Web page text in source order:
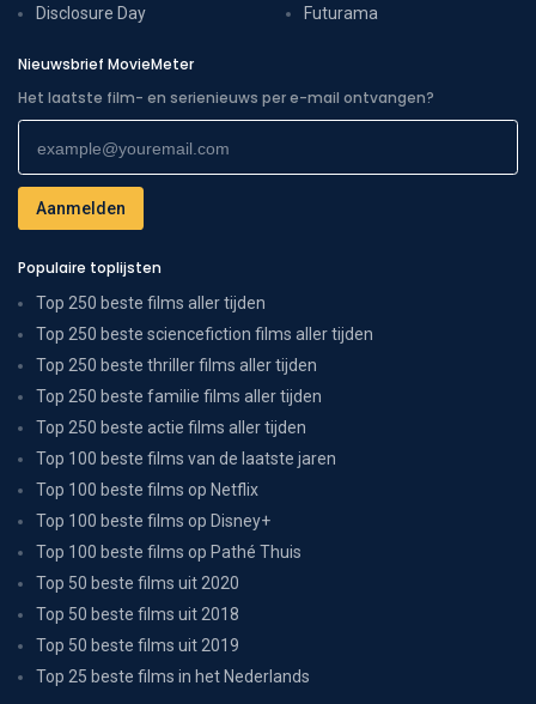
Disclosure Day
Futurama
Nieuwsbrief MovieMeter
Het laatste film- en serienieuws per e-mail ontvangen?
Populaire toplijsten
Top 250 beste films aller tijden
Top 250 beste sciencefiction films aller tijden
Top 250 beste thriller films aller tijden
Top 250 beste familie films aller tijden
Top 250 beste actie films aller tijden
Top 100 beste films van de laatste jaren
Top 100 beste films op Netflix
Top 100 beste films op Disney+
Top 100 beste films op Pathé Thuis
Top 50 beste films uit 2020
Top 50 beste films uit 2018
Top 50 beste films uit 2019
Top 25 beste films in het Nederlands